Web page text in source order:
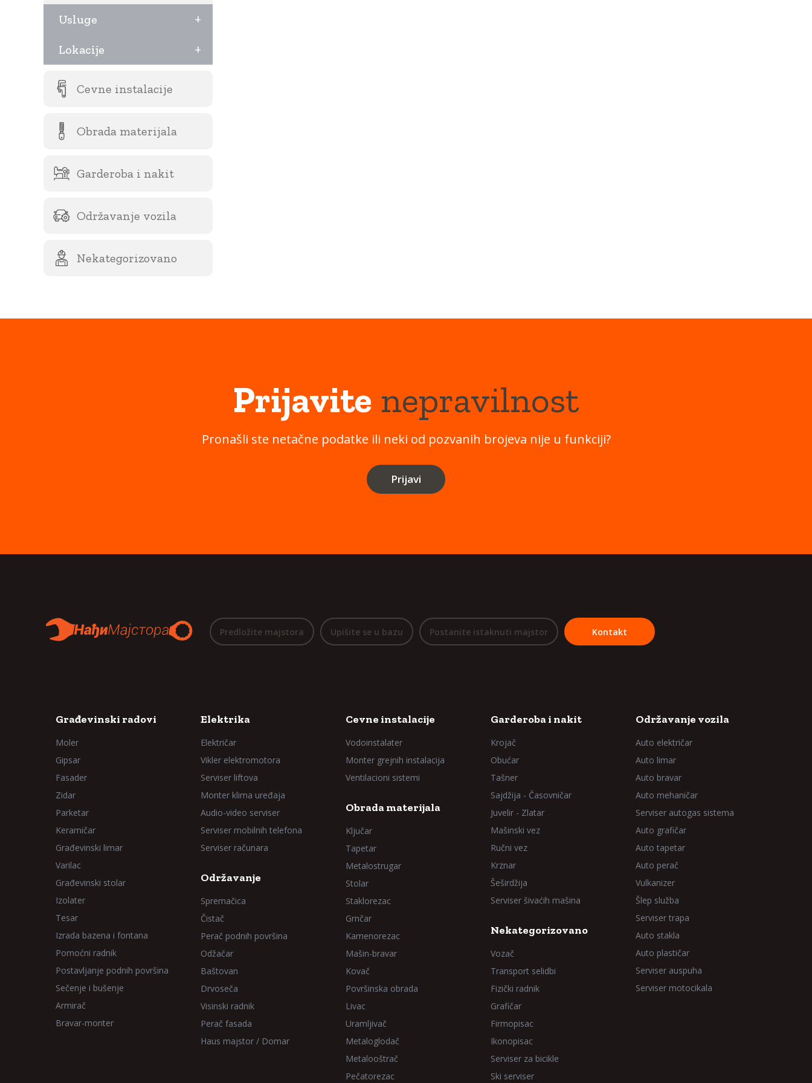
Usluge +
Lokacije +
Cevne instalacije
Obrada materijala
Garderoba i nakit
Održavanje vozila
Nekategorizovano
Prijavite nepravilnost
Pronašli ste netačne podatke ili neki od pozvanih brojeva nije u funkciji?
Prijavi
Predložite majstora Upišite se u bazu Postanite istaknuti majstor Kontakt
Građevinski radovi
Moler
Gipsar
Fasader
Zidar
Parketar
Keramičar
Građevinski limar
Varilac
Građevinski stolar
Izolater
Tesar
Izrada bazena i fontana
Pomoćni radnik
Postavljanje podnih površina
Sečenje i bušenje
Armirač
Bravar-monter
Elektrika
Električar
Vikler elektromotora
Serviser liftova
Monter klima uređaja
Audio-video serviser
Serviser mobilnih telefona
Serviser računara
Održavanje
Spremačica
Čistač
Perač podnih površina
Odžačar
Baštovan
Drvoseča
Visinski radnik
Perač fasada
Haus majstor / Domar
Cevne instalacije
Vodoinstalater
Monter grejnih instalacija
Ventilacioni sistemi
Obrada materijala
Ključar
Tapetar
Metalostrugar
Stolar
Staklorezac
Grnčar
Kamenorezac
Mašin-bravar
Kovač
Površinska obrada
Livac
Uramljivač
Metaloglodač
Metalooštrač
Pečatorezac
Garderoba i nakit
Krojač
Obućar
Tašner
Sajdžija - Časovničar
Juvelir - Zlatar
Mašinski vez
Ručni vez
Krznar
Šeširdžija
Serviser šivaćih mašina
Održavanje vozila
Auto električar
Auto limar
Auto bravar
Auto mehaničar
Serviser autogas sistema
Auto grafičar
Auto tapetar
Auto perač
Vulkanizer
Šlep služba
Serviser trapa
Auto stakla
Auto plastičar
Serviser auspuha
Serviser motocikala
Nekategorizovano
Vozač
Transport selidbi
Fizički radnik
Grafičar
Firmopisac
Ikonopisac
Serviser za bicikle
Ski serviser